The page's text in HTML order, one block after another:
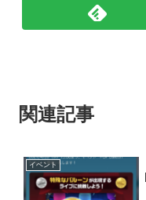
関連記事
イベント